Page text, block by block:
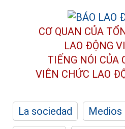
CƠ QUAN CỦA
LAO ĐỘNG
TIẾNG NÓI CỦA
VIÊN CHỨC LAO
La sociedad
Medios